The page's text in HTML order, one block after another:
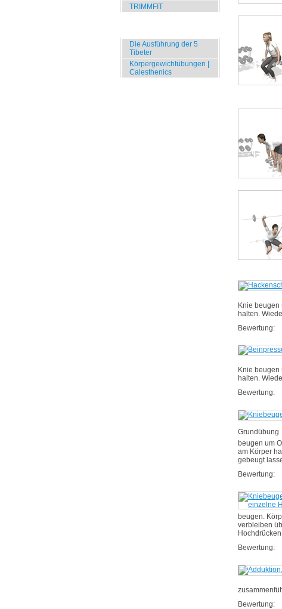
TRIMMFIT
Die Ausführung der 5
Tibeter
Körpergewichtübungen |
Calesthenics
Knie beugen
halten.
Bewertung:
Knie
halten.
Bewertung:
Grundübung
beugen um
am Körper
gebeugt
Bewertung:
beugen.
verbleiben
Bewertung:
Bewertung: